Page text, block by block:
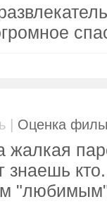
| Оценка
жалкая
знаешь